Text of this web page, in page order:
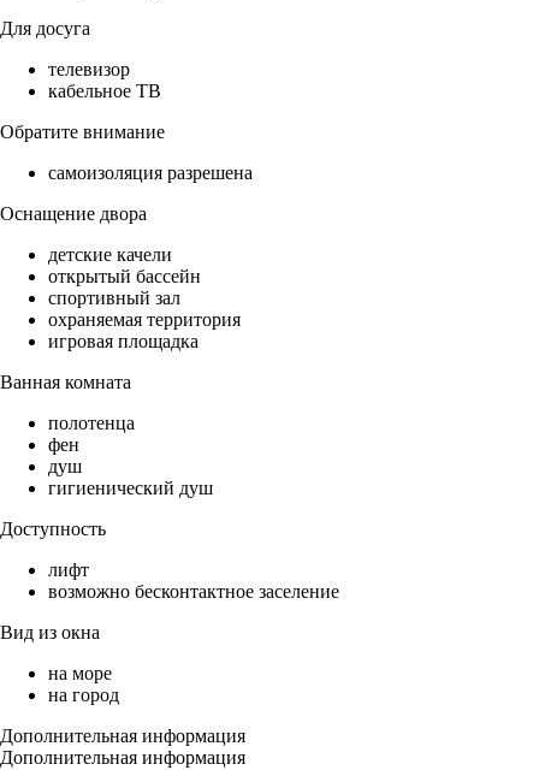
Для досуга
телевизор
кабельное ТВ
Обратите внимание
самоизоляция разрешена
Оснащение двора
детские качели
открытый бассейн
спортивный зал
охраняемая территория
игровая площадка
Ванная комната
полотенца
фен
душ
гигиенический душ
Доступность
лифт
возможно бесконтактное заселение
Вид из окна
на море
на город
Дополнительная информация
Дополнительная информация